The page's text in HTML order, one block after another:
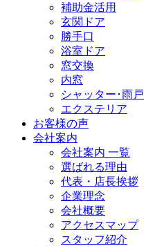
補助金活用
玄関ドア
勝手口
浴室ドア
窓交換
内窓
シャッター･雨戸
エクステリア
お客様の声
会社案内
会社案内 一覧
選ばれる理由
代表・店長挨拶
企業理念
会社概要
アクセスマップ
スタッフ紹介